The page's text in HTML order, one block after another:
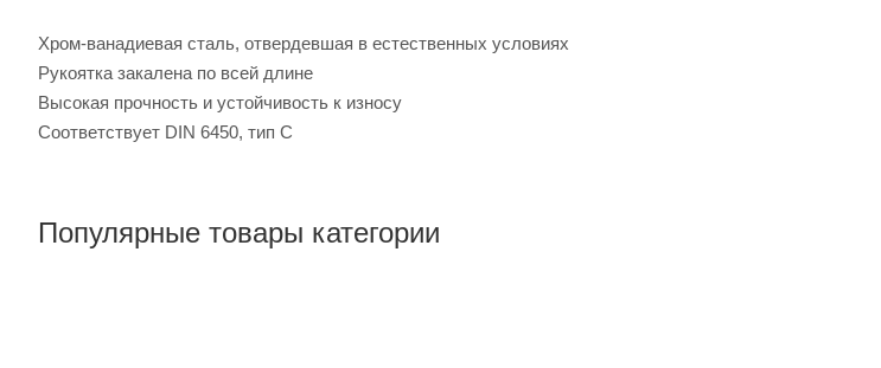
Хром-ванадиевая сталь, отвердевшая в естественных условиях
Рукоятка закалена по всей длине
Высокая прочность и устойчивость к износу
Соответствует DIN 6450, тип C
Популярные товары категории